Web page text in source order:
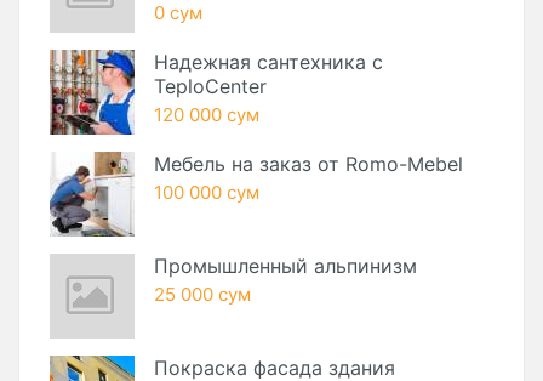
0 сум
Надежная сантехника с
TeploCenter
120 000 сум
Мебель на заказ от Romo-Mebel
100 000 сум
Промышленный альпинизм
25 000 сум
Покраска фасада здания